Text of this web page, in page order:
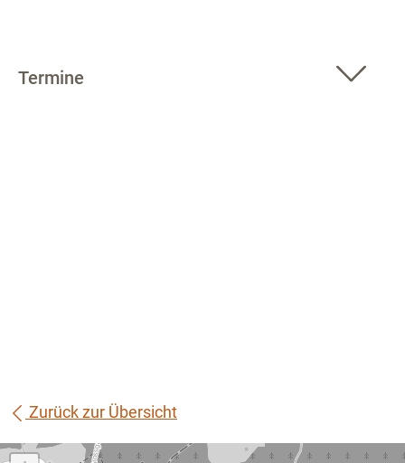
Termine
Zurück zur Übersicht